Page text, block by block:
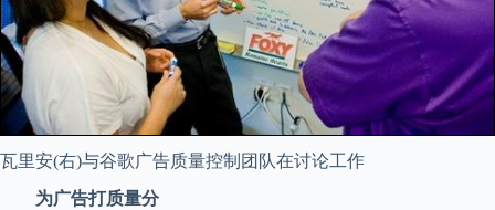
瓦里安(右)与谷歌广告质量控制团队在讨论工作
为广告打质量分